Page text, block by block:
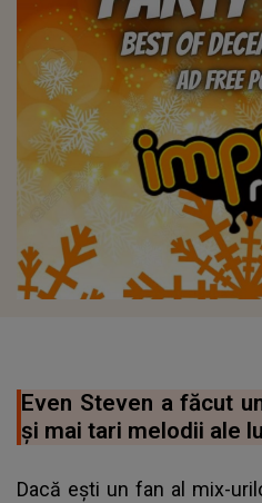
Even Steven a făcut
și mai tari melodii ale
Dacă ești un fan al mix-